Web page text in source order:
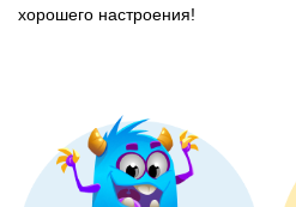
хорошего настроения!